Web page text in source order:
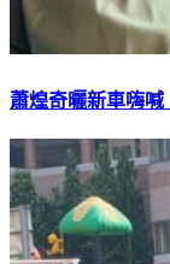
蕭煌奇曬新車嗨